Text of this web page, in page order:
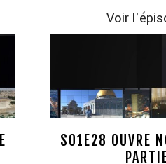
Voir
S01E28 OUVRE